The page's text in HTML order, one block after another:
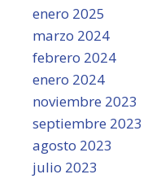
enero 2025
marzo 2024
febrero 2024
enero 2024
noviembre 2023
septiembre 2023
agosto 2023
julio 2023